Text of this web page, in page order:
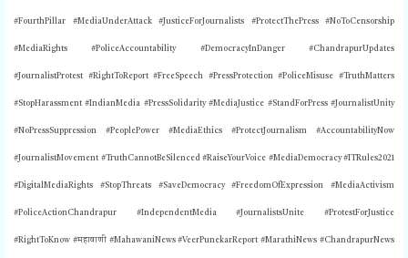
#FourthPillar #MediaUnderAttack #JusticeForJournalists #ProtectThePress #NoToCensorship
#MediaRights #PoliceAccountability #DemocracyInDanger #ChandrapurUpdates
#JournalistProtest #RightToReport #FreeSpeech #PressProtection #PoliceMisuse #TruthMatters
#StopHarassment #IndianMedia #PressSolidarity #MediaJustice #StandForPress #JournalistUnity
#NoPressSuppression #PeoplePower #MediaEthics #ProtectJournalism #AccountabilityNow
#JournalistMovement #TruthCannotBeSilenced #RaiseYourVoice #MediaDemocracy #ITRules2021
#DigitalMediaRights #StopThreats #SaveDemocracy #FreedomOfExpression #MediaActivism
#PoliceActionChandrapur #IndependentMedia #JournalistsUnite #ProtestForJustice
#RightToKnow #महावाणी #MahawaniNews #VeerPunekarReport #MarathiNews #ChandrapurNews